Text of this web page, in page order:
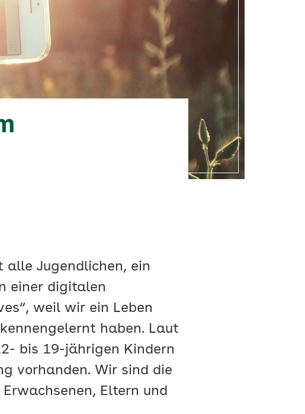
Jugendlichen, ein
einer digitalen
weil wir ein Leben
haben. Laut
bis 19-jährigen Kindern
vorhanden. Wir sind die
Eltern und